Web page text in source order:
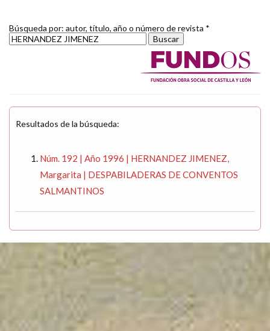
Búsqueda por: autor, título, año o número de revista *
Resultados de la búsqueda:
Núm. 192 | Año 1996 | HERNANDEZ JIMENEZ,
Margarita | DESPABILADERAS DE CONVENTOS
SALMANTINOS